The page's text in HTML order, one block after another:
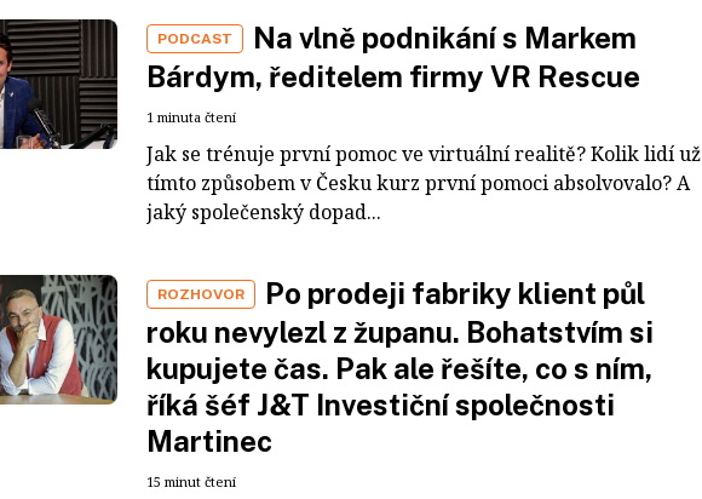
PODCAST
Na vlně podnikání s Markem
Bárdym, ředitelem firmy VR Rescue
1 minuta čtení
Jak se trénuje první pomoc ve virtuální realitě? Kolik lidí už
tímto způsobem v Česku kurz první pomoci absolvovalo? A
jaký společenský dopad...
ROZHOVOR
Po prodeji fabriky klient půl
roku nevylezl z županu. Bohatstvím si
kupujete čas. Pak ale řešíte, co s ním,
říká šéf J&T Investiční společnosti
Martinec
15 minut čtení